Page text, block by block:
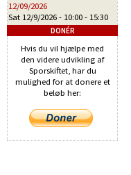
12/09/2026
Sat 12/9/2026 - 10:00 - 15:30
DONÉR
Hvis du vil hjælpe med
den videre udvikling af
Sporskiftet, har du
mulighed for at donere et
beløb her: